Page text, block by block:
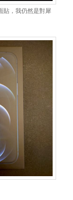
貼，我仍然是對犀